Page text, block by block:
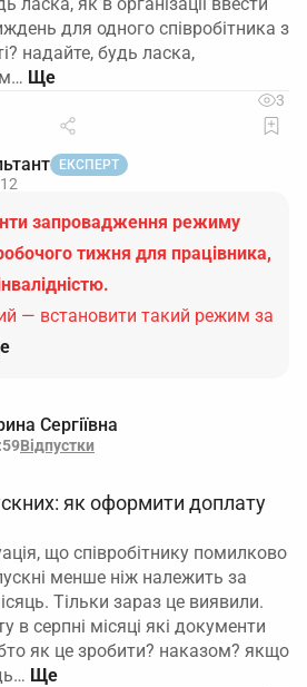
для одного співробітника з
надайте, будь ласка,
3
ЕКСПЕРТ
запровадження режиму
тижня для працівника,
— встановити такий режим за
Сергіївна
Відпустки
як оформити доплату
що співробітнику помилково
менше ніж належить за
Тільки зараз це виявили.
в серпні місяці які документи
як це зробити? наказом? якщо